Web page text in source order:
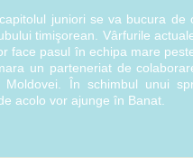
juniori se va bucura de
timişorean. Vârfurile
face pasul în echipa mare
un parteneriat de
Moldovei. În schimbul unui
acolo vor ajunge în Banat.